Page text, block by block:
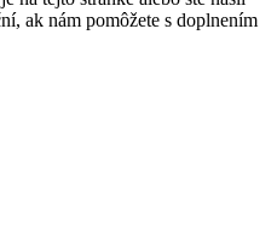
ak nám pomôžete s doplnením